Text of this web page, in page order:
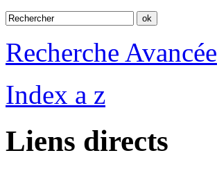
Recherche Avancée
Index a z
Liens directs